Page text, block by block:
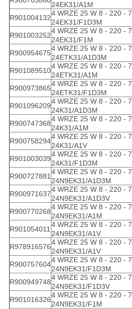
24EK31/A1M
R901004132
4 WRZE 25 W 8 - 220 - 7
24EK31/F1D3M
R901003252
4 WRZE 25 W 8 - 220 - 7
24EK31/F1M
R900954675
4 WRZE 25 W 8 - 220 - 7
24ETK31/A1D3M
R901089510
4 WRZE 25 W 8 - 220 - 7
24ETK31/A1M
R900973865
4 WRZE 25 W 8 - 220 - 7
24ETK31/F1D3M
R901096209
4 WRZE 25 W 8 - 220 - 7
24K31/A1D3M
R900747368
4 WRZE 25 W 8 - 220 - 7
24K31/A1M
R900758294
4 WRZE 25 W 8 - 220 - 7
24K31/A1V
R901003039
4 WRZE 25 W 8 - 220 - 7
24K31/F1D3M
R900727881
4 WRZE 25 W 8 - 220 - 7
24N9EK31/A1D3M
R900971637
4 WRZE 25 W 8 - 220 - 7
24N9EK31/A1D3V
R900770268
4 WRZE 25 W 8 - 220 - 7
24N9EK31/A1M
R901054011
4 WRZE 25 W 8 - 220 - 7
24N9EK31/A1V
R978916576
4 WRZE 25 W 8 - 220 - 7
24N9EK31/A1V
R900757604
4 WRZE 25 W 8 - 220 - 7
24N9EK31/F1D3M
R900949748
4 WRZE 25 W 8 - 220 - 7
24N9EK31/F1D3V
R901016326
4 WRZE 25 W 8 - 220 - 7
24N9EK31/F1M